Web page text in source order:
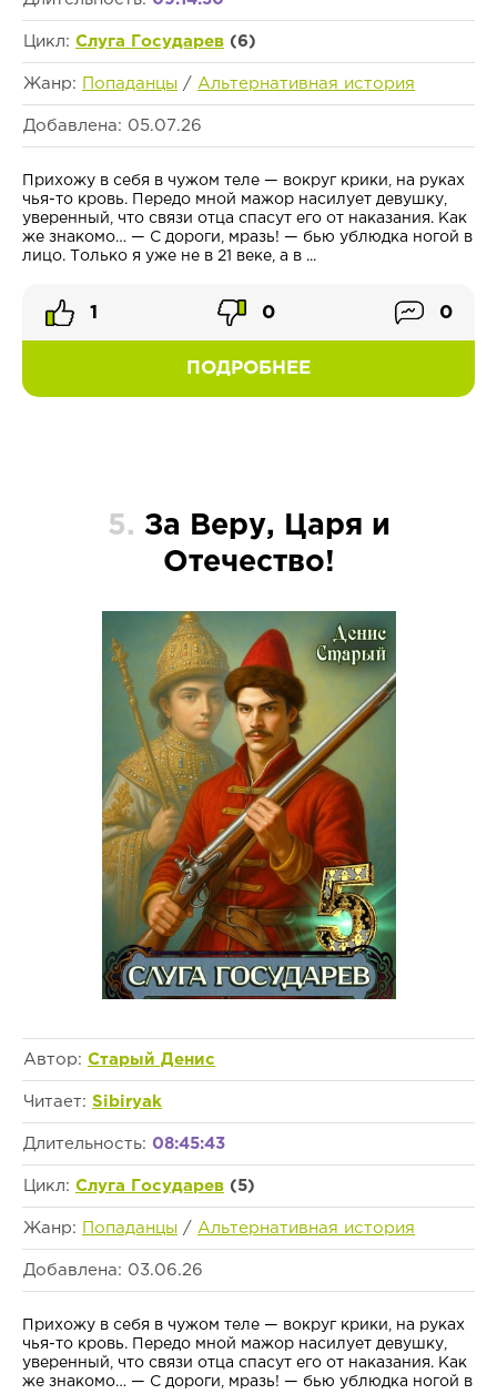
Цикл: Слуга Государев (6)
Жанр: Попаданцы / Альтернативная история
Добавлена: 05.07.26
Прихожу в себя в чужом теле — вокруг крики, на руках
чья-то кровь. Передо мной мажор насилует девушку,
уверенный, что связи отца спасут его от наказания. Как
же знакомо… — С дороги, мразь! — бью ублюдка ногой в
лицо. Только я уже не в 21 веке, а в ...
ПОДРОБНЕЕ
1 0 0
5. За Веру, Царя и
Отечество!
Автор: Старый Денис
Читает: Sibiryak
Длительность: 08:45:43
Цикл: Слуга Государев (5)
Жанр: Попаданцы / Альтернативная история
Добавлена: 03.06.26
Прихожу в себя в чужом теле — вокруг крики, на руках
чья-то кровь. Передо мной мажор насилует девушку,
уверенный, что связи отца спасут его от наказания. Как
же знакомо… — С дороги, мразь! — бью ублюдка ногой в